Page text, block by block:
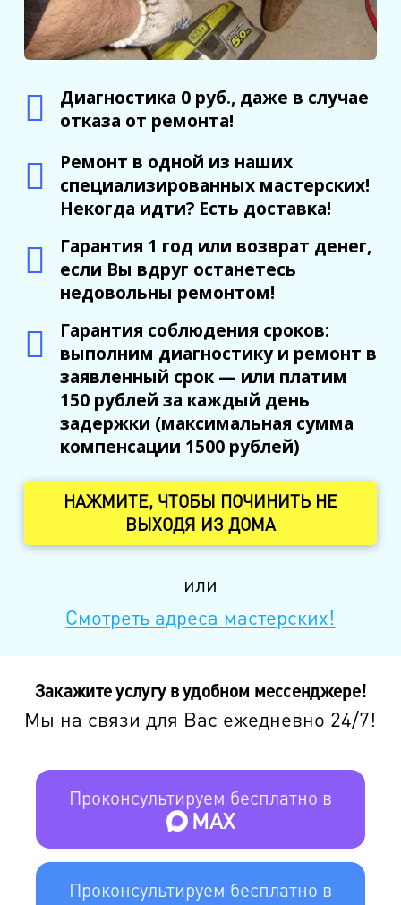
Диагностика 0 руб., даже в случае
отказа от ремонта!
Ремонт в одной из наших
специализированных мастерских!
Некогда идти? Есть доставка!
Гарантия 1 год или возврат денег,
если Вы вдруг останетесь
недовольны ремонтом!
Гарантия соблюдения сроков:
выполним диагностику и ремонт в
заявленный срок — или платим
150 рублей за каждый день
задержки (максимальная сумма
компенсации 1500 рублей)
НАЖМИТЕ, ЧТОБЫ ПОЧИНИТЬ НЕ
ВЫХОДЯ ИЗ ДОМА
или
Смотреть адреса мастерских!
Закажите услугу в удобном мессенджере!
Мы на связи для Вас ежедневно 24/7!
Проконсультируем бесплатно в
MAX
Проконсультируем бесплатно в